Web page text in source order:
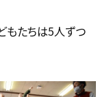
もたちは5人ずつ